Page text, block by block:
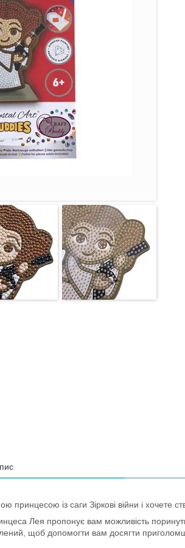
із саги Зіркові війни і хочете
Лея пропонує вам можливість
щоб допомогти вам досягти